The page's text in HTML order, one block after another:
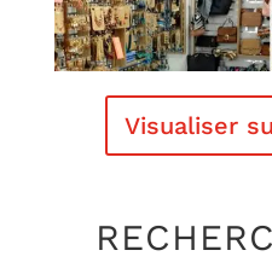
Visualiser